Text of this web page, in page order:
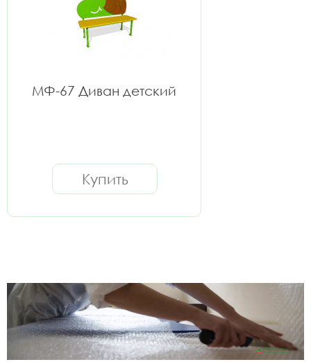
МФ-67 Диван детский
Купить